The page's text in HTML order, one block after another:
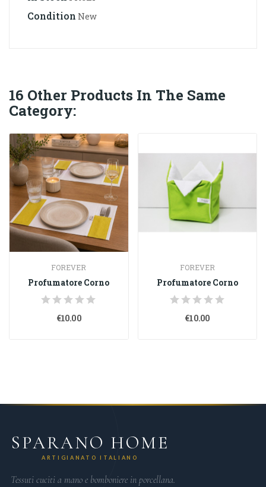
Condition New
16 Other Products In The Same
Category:
FOREVER
Profumatore Corno
€10.00
FOREVER
Profumatore Corno
€10.00
SPARANO HOME
ARTIGIANATO ITALIANO
Tessuti cuciti a mano e bomboniere in porcellana.